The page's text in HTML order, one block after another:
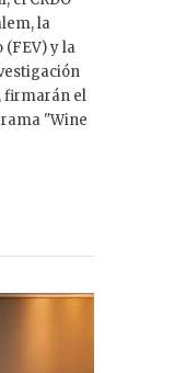
la
(FEV) y la
firmarán el
"Wine